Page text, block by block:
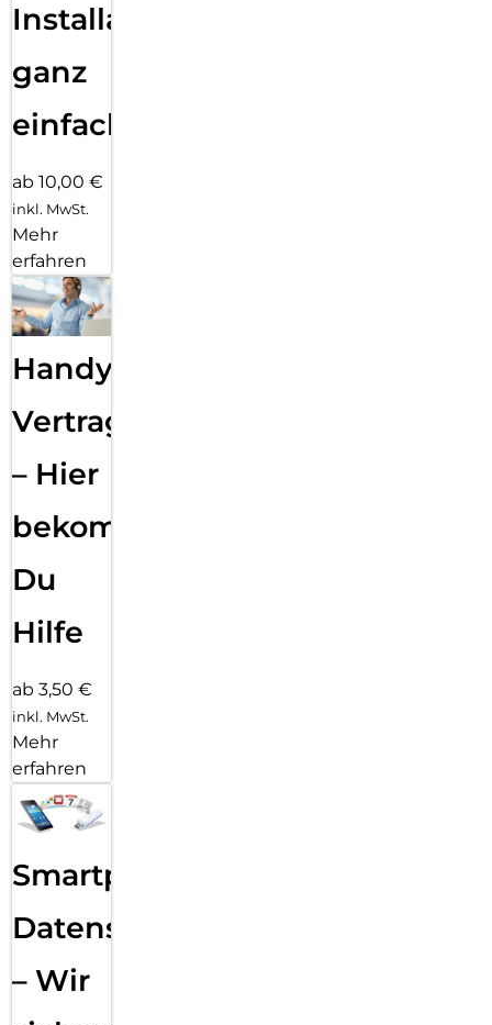
Installation
ganz
einfach
ab 10,00 €
inkl. MwSt.
Mehr
erfahren
Handy
Vertragsabwicklung
– Hier
bekommst
Du
Hilfe
ab 3,50 €
inkl. MwSt.
Mehr
erfahren
Smartphone
Datensicherung
– Wir